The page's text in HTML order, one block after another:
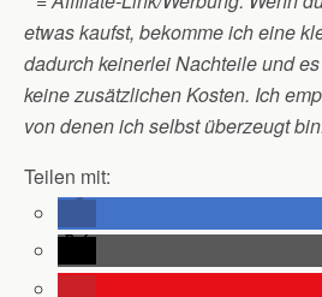
etwas kaufst, bekomme ich eine
dadurch keinerlei Nachteile und
keine zusätzlichen Kosten. Ich
von denen ich selbst überzeugt
Teilen mit: